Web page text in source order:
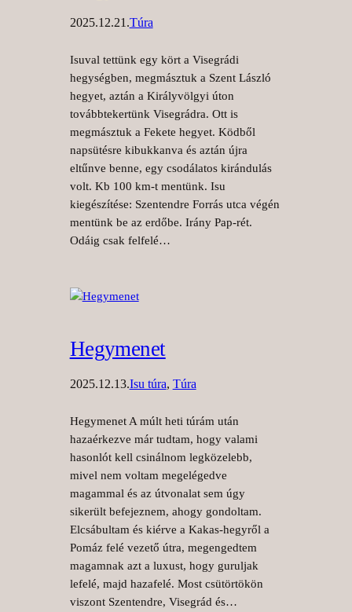
2025.12.21.Túra
Isuval tettünk egy kört a Visegrádi
hegységben, megmásztuk a Szent László
hegyet, aztán a Királyvölgyi úton
továbbtekertünk Visegrádra. Ott is
megmásztuk a Fekete hegyet. Ködből
napsütésre kibukkanva és aztán újra
eltűnve benne, egy csodálatos kirándulás
volt. Kb 100 km-t mentünk. Isu
kiegészítése: Szentendre Forrás utca végén
mentünk be az erdőbe. Irány Pap-rét.
Odáig csak felfelé…
Hegymenet
2025.12.13.Isu túra, Túra
Hegymenet A múlt heti túrám után
hazaérkezve már tudtam, hogy valami
hasonlót kell csinálnom legközelebb,
mivel nem voltam megelégedve
magammal és az útvonalat sem úgy
sikerült befejeznem, ahogy gondoltam.
Elcsábultam és kiérve a Kakas-hegyről a
Pomáz felé vezető útra, megengedtem
magamnak azt a luxust, hogy guruljak
lefelé, majd hazafelé. Most csütörtökön
viszont Szentendre, Visegrád és…